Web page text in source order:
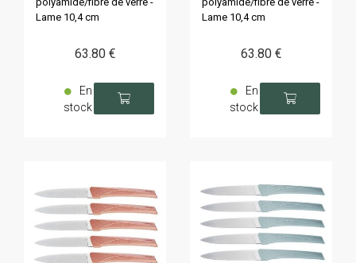
Lame 10,4 cm
63.80 €
En
stock
Lame 10,4 cm
63.80 €
En
stock